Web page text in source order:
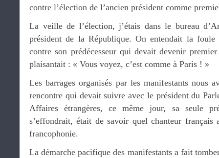
contre l’élection de l’ancien président comme
La veille de l’élection, j’étais dans le bureau
président de la République. On entendait la foule
contre son prédécesseur qui devait devenir
plaisantait : « Vous voyez, c’est comme à Paris ! »
Les barrages organisés par les manifestants nous
rencontre qui devait suivre avec le président du
Affaires étrangères, ce même jour, sa seule
s’effondrait, était de savoir quel chanteur
francophonie.
La démarche pacifique des manifestants a fait